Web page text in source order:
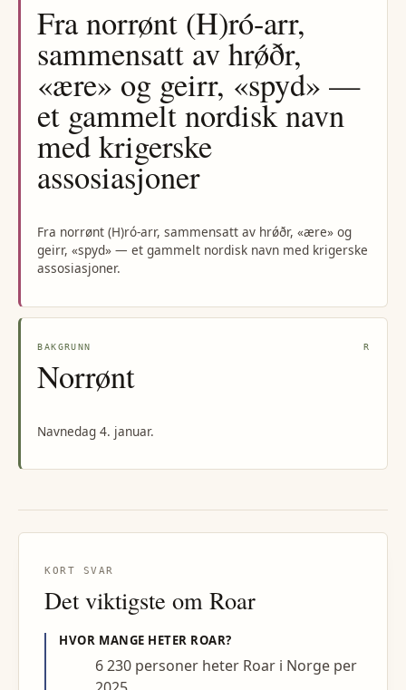
Fra norrønt (H)ró-arr,
sammensatt av hrǿðr,
«ære» og geirr, «spyd» —
et gammelt nordisk navn
med krigerske
assosiasjoner
Fra norrønt (H)ró-arr, sammensatt av hrǿðr, «ære» og
geirr, «spyd» — et gammelt nordisk navn med krigerske
assosiasjoner.
BAKGRUNN R
Norrønt
Navnedag 4. januar.
KORT SVAR
Det viktigste om Roar
HVOR MANGE HETER ROAR?
6 230 personer heter Roar i Norge per